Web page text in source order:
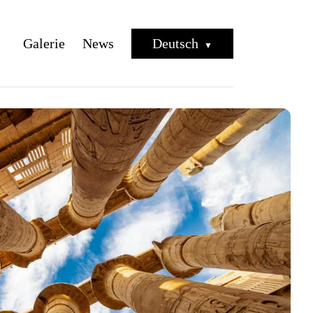
Galerie News Deutsch